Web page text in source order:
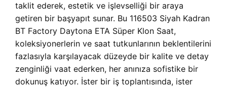
taklit ederek, estetik ve işlevselliği bir araya
getiren bir başyapıt sunar. Bu 116503 Siyah Kadran
BT Factory Daytona ETA Süper Klon Saat,
koleksiyonerlerin ve saat tutkunlarının beklentilerini
fazlasıyla karşılayacak düzeyde bir kalite ve detay
zenginliği vaat ederken, her anınıza sofistike bir
dokunuş katıyor. İster bir iş toplantısında, ister